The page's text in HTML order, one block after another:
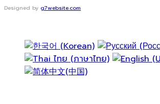
Designed by g7website.com